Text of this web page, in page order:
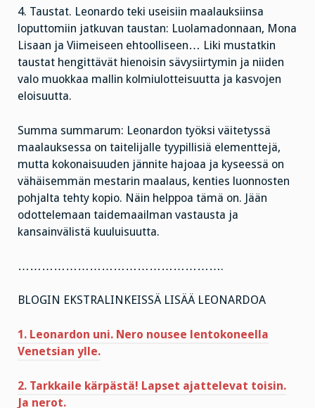
4. Taustat. Leonardo teki useisiin maalauksiinsa
loputtomiin jatkuvan taustan: Luolamadonnaan, Mona
Lisaan ja Viimeiseen ehtoolliseen… Liki mustatkin
taustat hengittävät hienoisin sävysiirtymin ja niiden
valo muokkaa mallin kolmiulotteisuutta ja kasvojen
eloisuutta.
Summa summarum: Leonardon työksi väitetyssä
maalauksessa on taitelijalle tyypillisiä elementtejä,
mutta kokonaisuuden jännite hajoaa ja kyseessä on
vähäisemmän mestarin maalaus, kenties luonnosten
pohjalta tehty kopio. Näin helppoa tämä on. Jään
odottelemaan taidemaailman vastausta ja
kansainvälistä kuuluisuutta.
…………………………………………….
BLOGIN EKSTRALINKEISSÄ LISÄÄ LEONARDOA
1. Leonardon uni. Nero nousee lentokoneella
Venetsian ylle.
2. Tarkkaile kärpästä! Lapset ajattelevat toisin.
Ja nerot.